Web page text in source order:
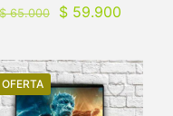
65.000
El
era:
$ 65.000.
$59.900El
es:
$
OFERTA